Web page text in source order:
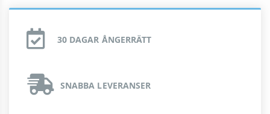
30 DAGAR ÅNGERRÄTT
SNABBA LEVERANSER